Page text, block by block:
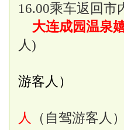
16.00乘车返回市
大连成园温泉
人)
游客人）
人
（自驾游客人）